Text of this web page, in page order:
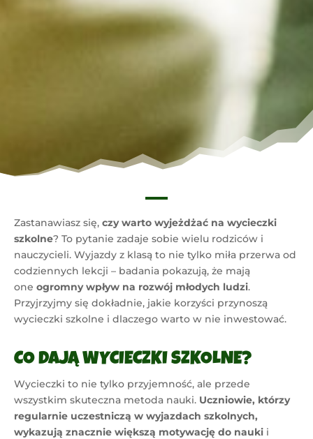
Zastanawiasz się, czy warto wyjeżdżać na wycieczki
szkolne? To pytanie zadaje sobie wielu rodziców i
nauczycieli. Wyjazdy z klasą to nie tylko miła przerwa od
codziennych lekcji – badania pokazują, że mają
one ogromny wpływ na rozwój młodych ludzi.
Przyjrzyjmy się dokładnie, jakie korzyści przynoszą
wycieczki szkolne i dlaczego warto w nie inwestować.
CO DAJĄ WYCIECZKI SZKOLNE?
Wycieczki to nie tylko przyjemność, ale przede
wszystkim skuteczna metoda nauki. Uczniowie, którzy
regularnie uczestniczą w wyjazdach szkolnych,
wykazują znacznie większą motywację do nauki i